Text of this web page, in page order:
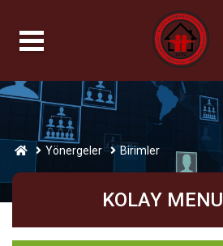
Yönergeler Birimler
KOLAY MENU